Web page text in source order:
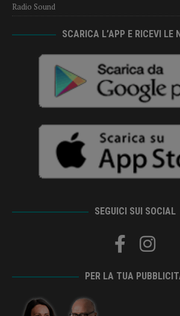
Radio Sound
SCARICA L’APP E RICEVI LE
SEGUICI SUI SOCIAL
PER LA TUA